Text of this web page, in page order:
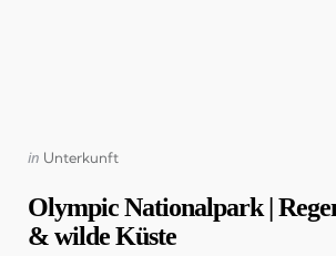
Posted
in Unterkunft
Olympic Nationalpark |
& wilde Küste